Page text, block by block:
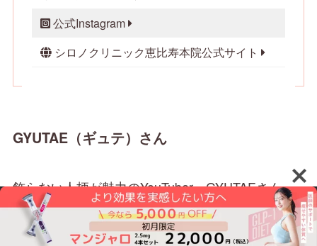
公式Instagram
シロノクリニック恵比寿本院公式サイト
GYUTAE（ギュテ）さん
飾らない人柄が魅力のYouTuber・GYUTAEさん
は、脱毛症が原因で眉毛やまつげが生えないのが
コンプレックスだったそうです。